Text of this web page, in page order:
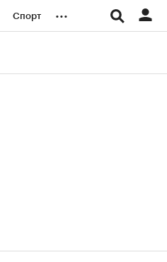
Спорт ...